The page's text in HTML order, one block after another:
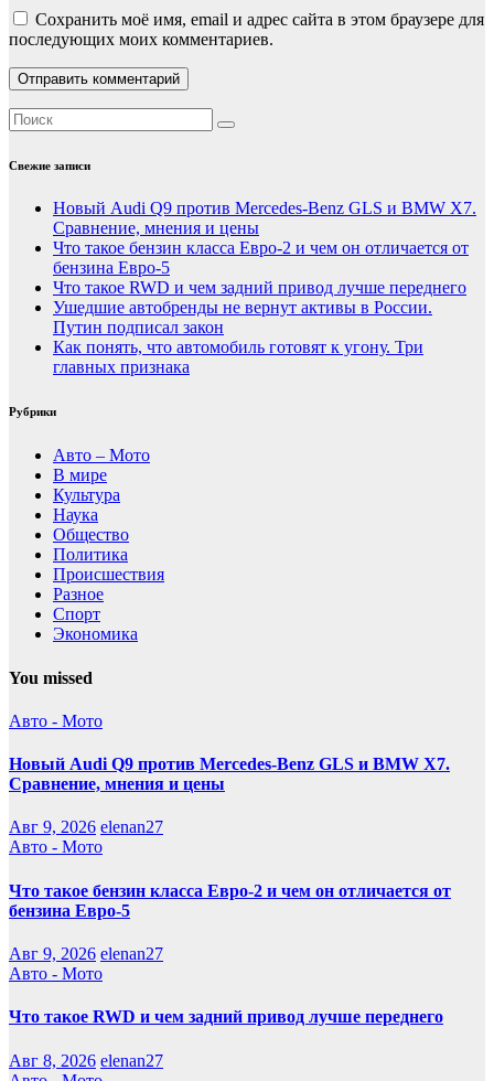
Сохранить моё имя, email и адрес сайта в этом браузере для
последующих моих комментариев.
Свежие записи
Новый Audi Q9 против Mercedes-Benz GLS и BMW X7.
Сравнение, мнения и цены
Что такое бензин класса Евро-2 и чем он отличается от
бензина Евро-5
Что такое RWD и чем задний привод лучше переднего
Ушедшие автобренды не вернут активы в России.
Путин подписал закон
Как понять, что автомобиль готовят к угону. Три
главных признака
Рубрики
Авто – Мото
В мире
Культура
Наука
Общество
Политика
Происшествия
Разное
Спорт
Экономика
You missed
Авто - Мото
Новый Audi Q9 против Mercedes-Benz GLS и BMW X7.
Сравнение, мнения и цены
Авг 9, 2026 elenan27
Авто - Мото
Что такое бензин класса Евро-2 и чем он отличается от
бензина Евро-5
Авг 9, 2026 elenan27
Авто - Мото
Что такое RWD и чем задний привод лучше переднего
Авг 8, 2026 elenan27